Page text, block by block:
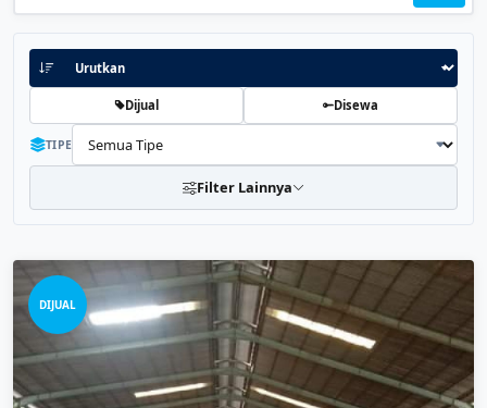
Dijual Disewa
TIPE
Filter Lainnya
DIJUAL